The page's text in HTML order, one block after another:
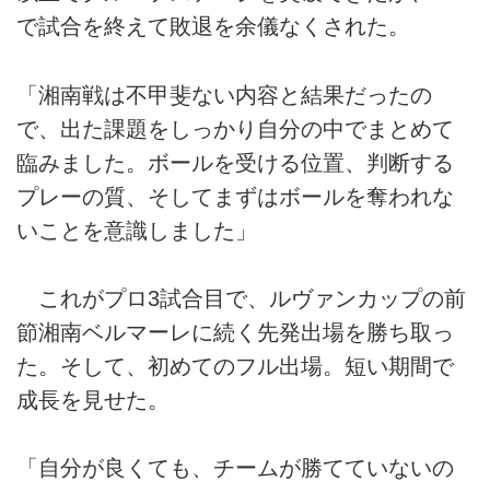
で試合を終えて敗退を余儀なくされた。
「湘南戦は不甲斐ない内容と結果だったの
で、出た課題をしっかり自分の中でまとめて
臨みました。ボールを受ける位置、判断する
プレーの質、そしてまずはボールを奪われな
いことを意識しました」
これがプロ3試合目で、ルヴァンカップの前
節湘南ベルマーレに続く先発出場を勝ち取っ
た。そして、初めてのフル出場。短い期間で
成長を見せた。
「自分が良くても、チームが勝てていないの